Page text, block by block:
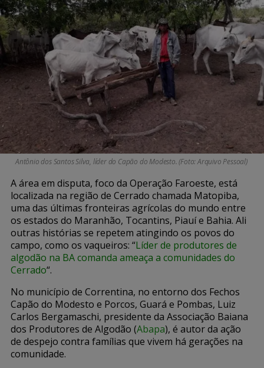
Antônio dos Santos Silva, líder do Capão do Modesto. (Foto: Arquivo Pessoal)
A área em disputa, foco da Operação Faroeste, está
localizada na região de Cerrado chamada Matopiba,
uma das últimas fronteiras agrícolas do mundo entre
os estados do Maranhão, Tocantins, Piauí e Bahia. Ali
outras histórias se repetem atingindo os povos do
campo, como os vaqueiros: “Líder de produtores de
algodão na BA comanda ameaça a comunidades do
Cerrado“.
No município de Correntina, no entorno dos Fechos
Capão do Modesto e Porcos, Guará e Pombas, Luiz
Carlos Bergamaschi, presidente da Associação Baiana
dos Produtores de Algodão (Abapa), é autor da ação
de despejo contra famílias que vivem há gerações na
comunidade.